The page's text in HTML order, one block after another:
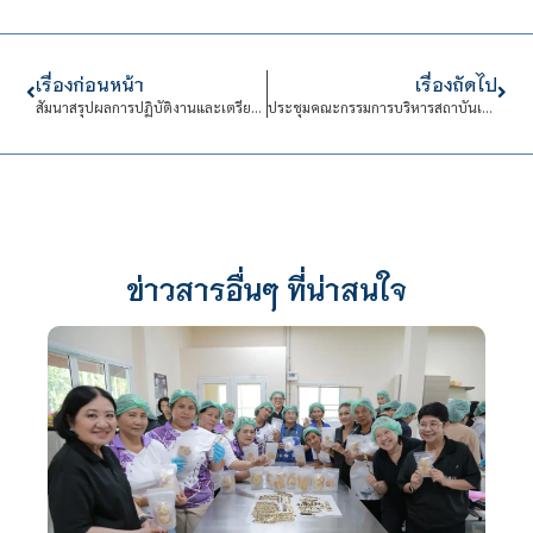
เรื่องก่อนหน้า
สัมนาสรุปผลการปฏิบัติงานและเตรียมความพร้อมสู่การเป็นผู้ปฏิบัติงาน
เรื่องถัดไป
ประชุมคณะกรรมการบริหารสถาบันเทคโนโลยีจิตรลดา (กบส.)
ข่าวสารอื่นๆ ที่น่าสนใจ